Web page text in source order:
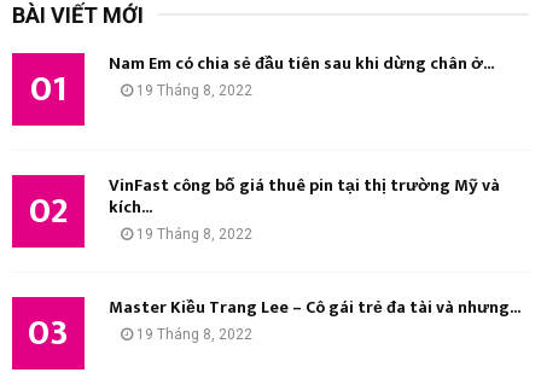
BÀI VIẾT MỚI
01 Nam Em có chia sẻ đầu tiên sau khi dừng chân ở...
19 Tháng 8, 2022
02 VinFast công bố giá thuê pin tại thị trường Mỹ và
kích...
19 Tháng 8, 2022
03 Master Kiều Trang Lee – Cô gái trẻ đa tài và nhưng...
19 Tháng 8, 2022